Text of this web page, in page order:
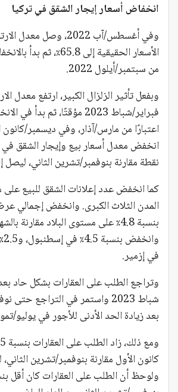
انخفاض أسعار إيجار الشقق في تركيا
وفي أغسطس/آب 2022، وصل
الأسعار الحقيقية إلى
من سبتمبر/أيلول 2022.
وبفعل تأثير الزلزال الكبير، ارتفع معدل
فبراير/شباط 2023 مؤقتًا، ثم
نقطة مقارنة بنوفمبر/تشرين الثاني، ليصل إلى
كما انخفض عدد إعلانات الشقق للبيع
المدن الثلاث الكبرى. وانخفض إجمالي
بنسبة 4.8٪ على مستوى البلاد مقارنة
في إزمير.
وتراجع الطلب على العقارات بشكل حاد
شباط 2023 واستمر في التراجع
بعد زيادة الحد الأدنى للأجور في يوليو/تموز